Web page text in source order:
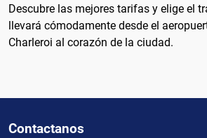
Descubre las mejores tarifas y elige el
llevará cómodamente desde el
Charleroi al corazón de la ciudad.
Contactanos